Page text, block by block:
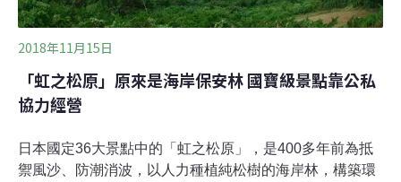
2018年11月15日
「虹之松原」原來是海岸保安林 國寶級景點靠公私
協力經營
日本國定36大景點中的「虹之松原」，是400多年前為抵
禦風沙、防潮消波，以人力種植純松樹的海岸林，構築環